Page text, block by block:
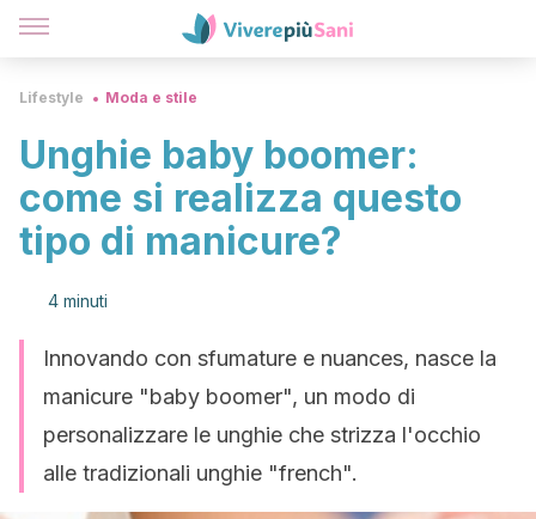
Lifestyle Moda e stile
Unghie baby boomer:
come si realizza questo
tipo di manicure?
4 minuti
Innovando con sfumature e nuances, nasce la
manicure "baby boomer", un modo di
personalizzare le unghie che strizza l'occhio
alle tradizionali unghie "french".